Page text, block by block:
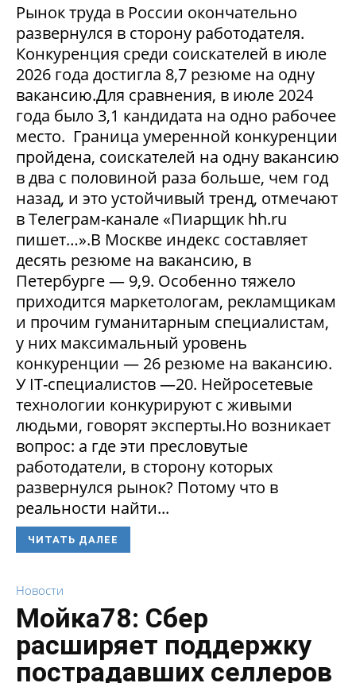
Рынок труда в России окончательно
развернулся в сторону работодателя.
Конкуренция среди соискателей в июле
2026 года достигла 8,7 резюме на одну
вакансию.Для сравнения, в июле 2024
года было 3,1 кандидата на одно рабочее
место. Граница умеренной конкуренции
пройдена, соискателей на одну вакансию
в два с половиной раза больше, чем год
назад, и это устойчивый тренд, отмечают
в Телеграм-канале «Пиарщик hh.ru
пишет…».В Москве индекс составляет
десять резюме на вакансию, в
Петербурге — 9,9. Особенно тяжело
приходится маркетологам, рекламщикам
и прочим гуманитарным специалистам,
у них максимальный уровень
конкуренции — 26 резюме на вакансию.
У IT-специалистов —20. Нейросетевые
технологии конкурируют с живыми
людьми, говорят эксперты.Но возникает
вопрос: а где эти пресловутые
работодатели, в сторону которых
развернулся рынок? Потому что в
реальности найти...
ЧИТАТЬ ДАЛЕЕ
Новости
Мойка78: Сбер
расширяет поддержку
пострадавших селлеров